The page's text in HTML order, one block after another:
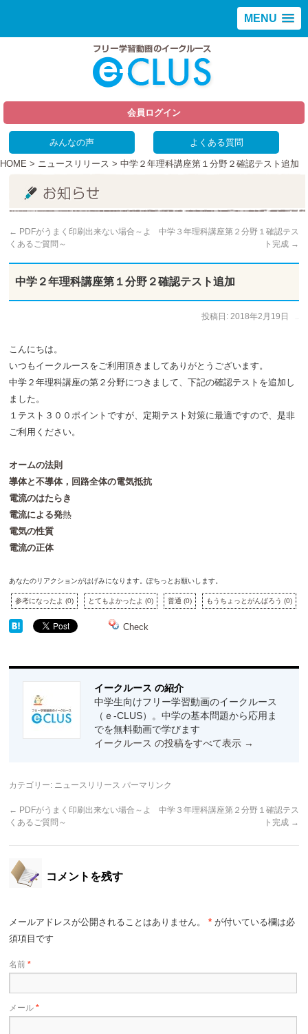
MENU
会員ログイン
みんなの声 よくある質問
HOME > ニュースリリース > 中学２年理科講座第１分野２確認テスト追加
← PDFがうまく印刷出来ない場合～よ
くあるご質問～
中学３年理科講座第２分野１確認テス
ト完成 →
中学２年理科講座第１分野２確認テスト追加
投稿日: 2018年2月19日
こんにちは。
いつもイークルースをご利用頂きましてありがとうございます。
中学２年理科講座の第２分野につきまして、下記の確認テストを追加し
ました。
１テスト３００ポイントですが、定期テスト対策に最適ですので、是非
ご利用ください。
オームの法則
導体と不導体，回路全体の電気抵抗
電流のはたらき
電流による発熱
電気の性質
電流の正体
あなたのリアクションがはげみになります。ぽちっとお願いします。
参考になったよ(0) とてもよかったよ(0) 普通(0) もうちょっとがんばろう(0)
Check
イークルース の紹介
中学生向けフリー学習動画のイークルース
（ｅ-CLUS）。中学の基本問題から応用ま
でを無料動画で学びます
イークルース の投稿をすべて表示 →
カテゴリー: ニュースリリース パーマリンク
← PDFがうまく印刷出来ない場合～よ
くあるご質問～
中学３年理科講座第２分野１確認テス
ト完成 →
コメントを残す
メールアドレスが公開されることはありません。 * が付いている欄は必
須項目です
名前*
メール*